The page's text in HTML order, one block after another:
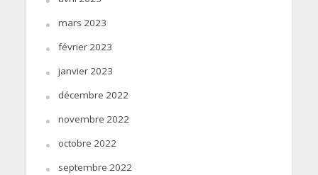
mars 2023
février 2023
janvier 2023
décembre 2022
novembre 2022
octobre 2022
septembre 2022